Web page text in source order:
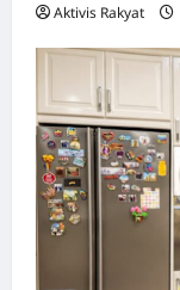
Aktivis Rakyat